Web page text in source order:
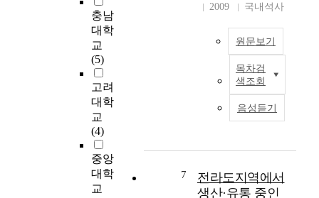
충남
대학
교
(5)
고려
대학
교
(4)
중앙
대학
교
의
,
2009
국내석사
원문보기
목차검
색조회
음성듣기
7
전라도지역에서
생산·유통 중인